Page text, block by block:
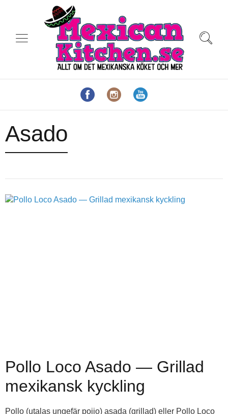
Asado
Pollo Loco Asado — Grillad
mexikansk kyckling
Pollo (utalas ungefär pojjo) asada (grillad) eller Pollo Loco